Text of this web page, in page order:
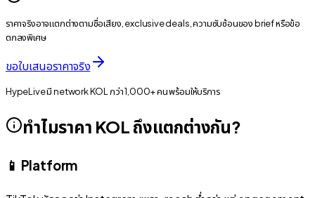
ราคาจริงอาจแตกต่างตามชื่อเสียง, exclusive deals, ความซับซ้อนของ brief หรือข้อ
ตกลงพิเศษ
ขอใบเสนอราคาจริง
HypeLive มี network KOL กว่า 1,000+ คน พร้อมให้บริการ
ทำไมราคา KOL ถึงแตกต่างกัน?
📱 Platform